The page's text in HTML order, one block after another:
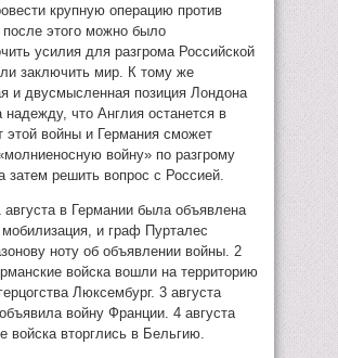
крупную операцию против
после этого можно было
усилия для разгрома Российской
заключить мир. К тому же
и двусмысленная позиция Лондона
надежду, что Англия останется в
этой войны и Германия сможет
войну» по разгрому
затем решить вопрос с Россией.
августа в Германии была объявлена
и граф Пурталес
ноту об объявлении войны. 2
войска вошли на территорию
Люксембург. 3 августа
войну Франции. 4 августа
войска вторглись в Бельгию.